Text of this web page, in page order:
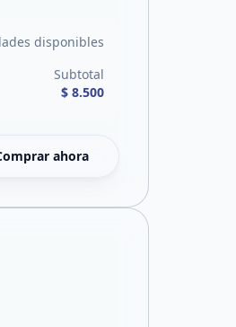
disponibles
Subtotal
$ 8.500
ahora